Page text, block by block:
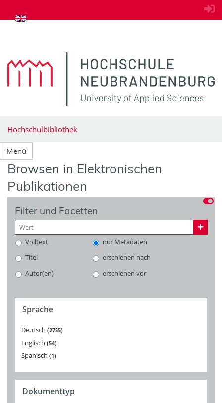
zum Inhalt springen
Hochschulbibliothek
Menü
Browsen in Elektronischen
Publikationen
Filter und Facetten
Volltext
nur Metadaten
Titel
erschienen nach
Autor(en)
erschienen vor
Sprache
Deutsch 2755
Englisch 54
Spanisch 1
Dokumenttyp